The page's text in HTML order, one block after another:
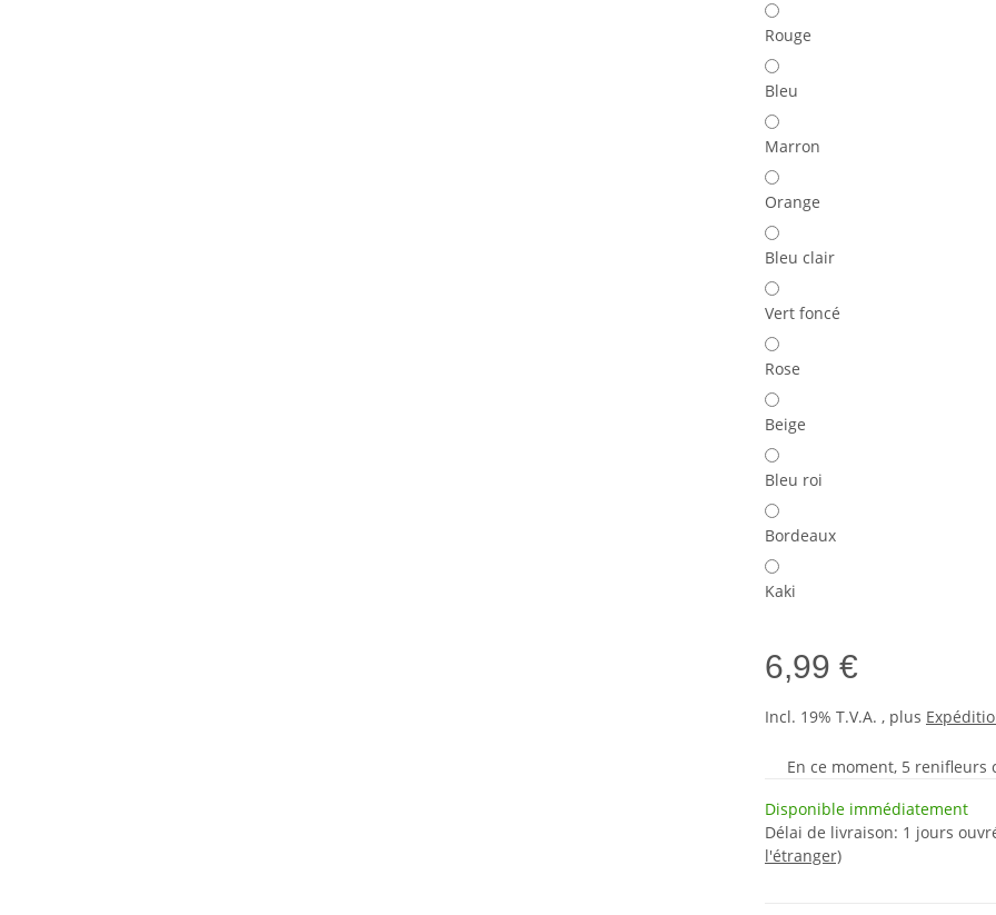
Rouge
Bleu
Marron
Orange
Bleu clair
Vert foncé
Rose
Beige
Bleu roi
Bordeaux
Kaki
6,99 €
Incl. 19% T.V.A. , plus
En ce moment, 5
Disponible immédiatement
Délai de livraison: 1 jours
l'étranger)